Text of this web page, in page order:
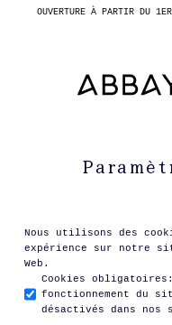
OUVERTURE À PARTIR DU
Nous utilisons des
expérience sur notre
Web.
Cookies obligatoires :
fonctionnement du
désactivés dans nos